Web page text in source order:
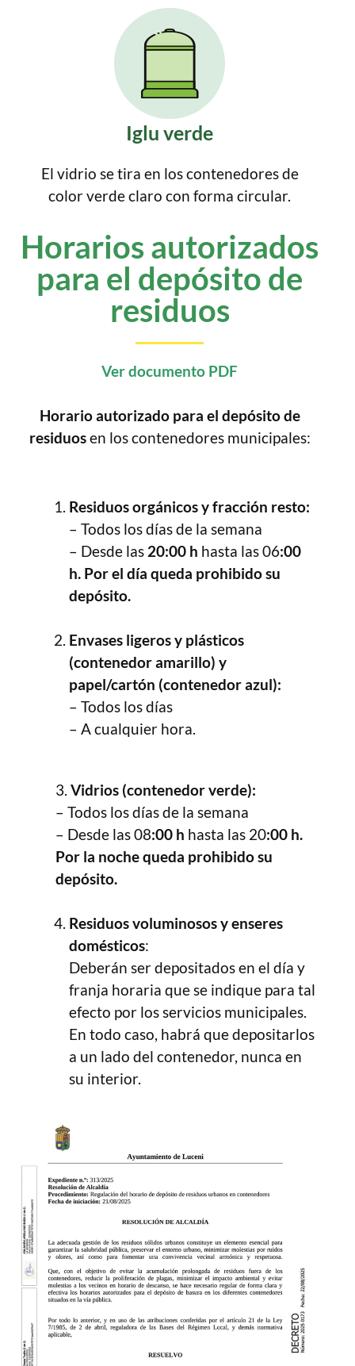
Iglu verde
El vidrio se tira en los contenedores de
color verde claro con forma circular.
Horarios autorizados
para el depósito de
residuos
Ver documento PDF
Horario autorizado para el depósito de
residuosen los contenedores municipales:
Residuos orgánicos y fracción resto:
– Todos los días de la semana
– Desde las 20:00 h hasta las 06:00
h. Por el día queda prohibido su
depósito.
Envases ligeros y plásticos
(contenedor amarillo) y
papel/cartón (contenedor azul):
– Todos los días
– A cualquier hora.
3. Vidrios (contenedor verde):
– Todos los días de la semana
– Desde las 08:00 h hasta las 20:00 h.
Por la noche queda prohibido su
depósito.
Residuos voluminosos y enseres
domésticos:
Deberán ser depositados en el día y
franja horaria que se indique para tal
efecto por los servicios municipales.
En todo caso, habrá que depositarlos
a un lado del contenedor, nunca en
su interior.